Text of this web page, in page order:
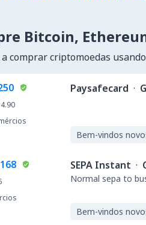
Bitcoin,
a comprar criptomoedas
4.90
Paysafecard ·
Bem-vindos
SEPA Instant ·
Normal sepa to
Bem-vindos